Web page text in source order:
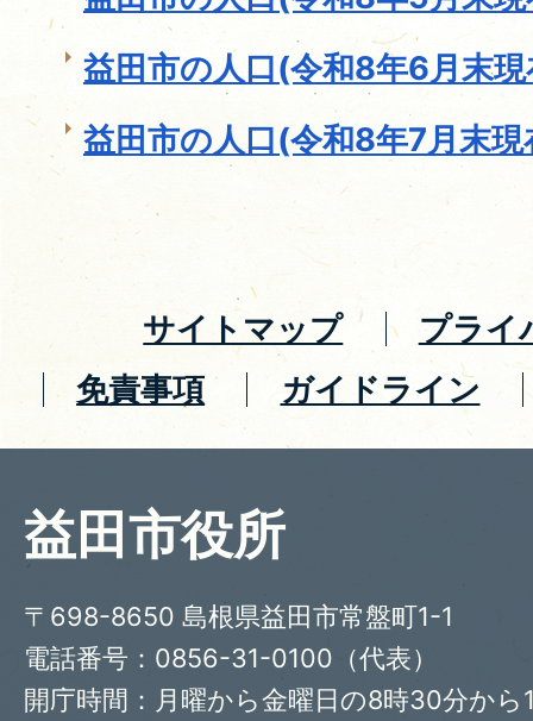
益田市の人口(令和8年6月末
益田市の人口(令和8年7月末現
サイトマップ
プライ
免責事項
ガイドライン
益田市役所
〒698-8650 島根県益田市常盤町1-1
電話番号：0856-31-0100（代表）
開庁時間：月曜から金曜日の8時30分から